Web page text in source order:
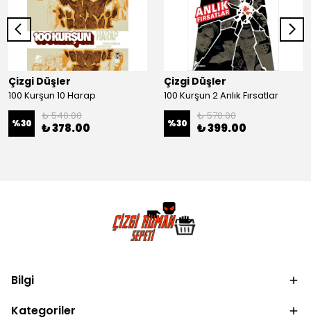
Çizgi Düşler
100 Kurşun 10 Harap
%30
₺ 540.00
₺ 378.00
Çizgi Düşler
100 Kurşun 2 Anlık Fırsatlar
%30
₺ 570.00
₺ 399.00
Bilgi
Kategoriler